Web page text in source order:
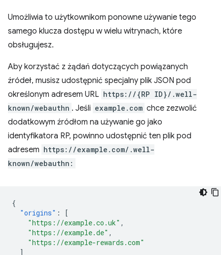
Umożliwia to użytkownikom ponowne używanie tego
samego klucza dostępu w wielu witrynach, które
obsługujesz.
Aby korzystać z żądań dotyczących powiązanych
źródeł, musisz udostępnić specjalny plik JSON pod
określonym adresem URL https://{RP ID}/.well-
known/webauthn . Jeśli example.com chce zezwolić
dodatkowym źródłom na używanie go jako
identyfikatora RP, powinno udostępnić ten plik pod
adresem https://example.com/.well-
known/webauthn:
{
"origins" :
[
"https://example.co.uk" ,
"https://example.de" ,
"https://example-rewards.com"
]